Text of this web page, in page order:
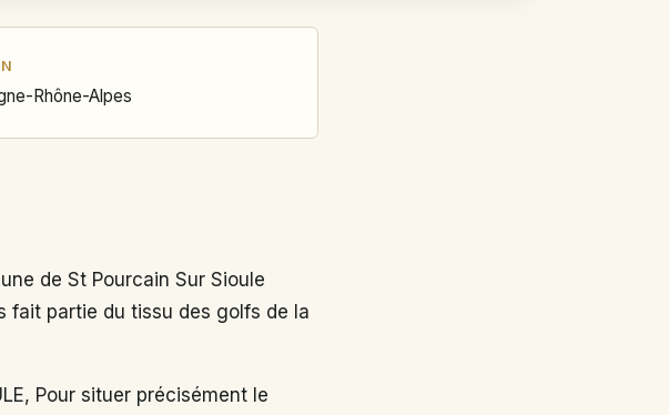
Rhône-Alpes
de St Pourcain Sur Sioule
fait partie du tissu des golfs de la
Pour situer précisément le